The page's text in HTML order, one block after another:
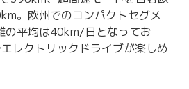
。欧州でのコンパクトセグメ
の平均は40km/日となってお
レクトリックドライブが楽しめ